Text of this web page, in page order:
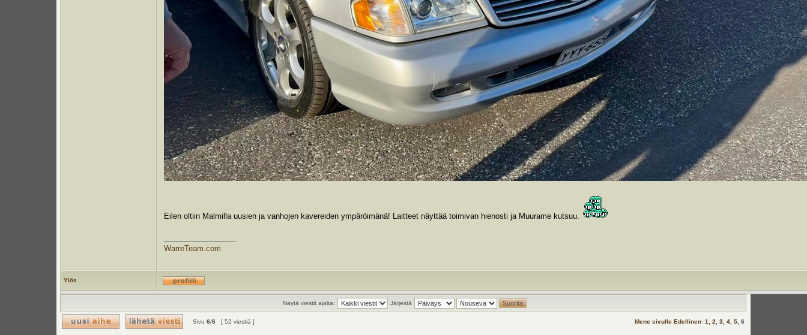
Eilen oltiin Malmilla uusien ja vanhojen kavereiden ympäröimänä! Laitteet näyttää toimivan hienosti ja Muurame kutsuu.
WarreTeam.com
Ylös
Näytä viestit ajalta: Järjestä
Sivu6/6 [ 52 viestiä ] Mene sivulle Edellinen 1 ,2 ,3 ,4 ,5 ,6